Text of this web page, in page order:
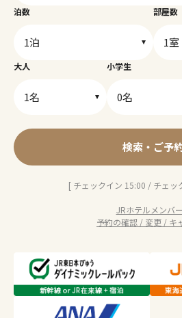
泊数 部屋数
大人 小学生
検索・ご予
[ チェックイン 15:00 / チェッ
JRホテルメンバ
予約の確認 / 変更 / キ